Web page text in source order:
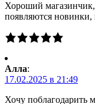
Хороший
появляются новинки,
Алла:
17.02.2025 в 21:49
Хочу поблагодарить